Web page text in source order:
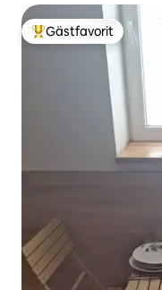
Populär gästfavorit
Gästfavorit